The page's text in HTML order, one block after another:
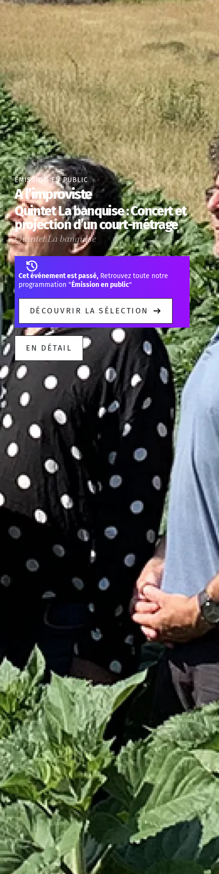
ÉMISSION EN PUBLIC
A l’improviste
Quintet La banquise : Concert et
projection d’un court-métrage
Quintet La banquise
Cet événement est passé, Retrouvez toute notre
programmation "Émission en public"
DÉCOUVRIR LA SÉLECTION
EN DÉTAIL